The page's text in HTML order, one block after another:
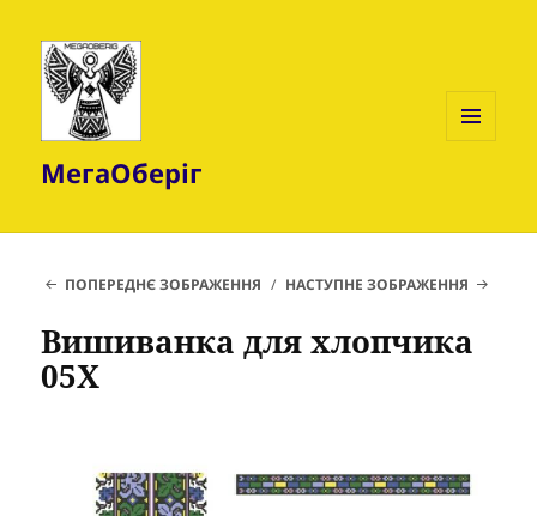
МегаОберіг
ПОПЕРЕДНЄ ЗОБРАЖЕННЯ НАСТУПНЕ ЗОБРАЖЕННЯ
Вишиванка для хлопчика
05Х